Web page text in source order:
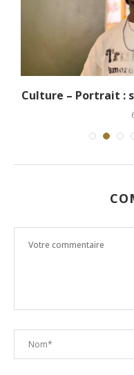
Culture – Portrait :